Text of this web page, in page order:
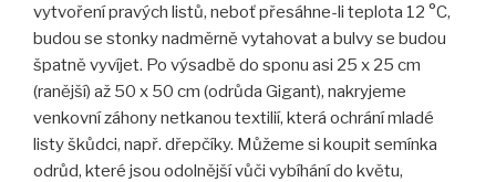
vytvoření pravých listů, neboť přesáhne-li teplota 12 °C,
budou se stonky nadměrně vytahovat a bulvy se budou
špatně vyvíjet. Po výsadbě do sponu asi 25 x 25 cm
(ranější) až 50 x 50 cm (odrůda Gigant), nakryjeme
venkovní záhony netkanou textilií, která ochrání mladé
listy škůdci, např. dřepčíky. Můžeme si koupit semínka
odrůd, které jsou odolnější vůči vybíhání do květu,